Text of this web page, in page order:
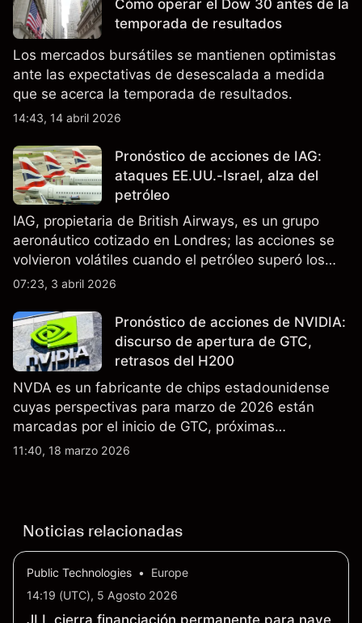
en China.
Cómo operar el Dow 30 antes de la
temporada de resultados
Los mercados bursátiles se mantienen optimistas
ante las expectativas de desescalada a medida
que se acerca la temporada de resultados.
14:43, 14 abril 2026
Pronóstico de acciones de IAG:
ataques EE.UU.-Israel, alza del
petróleo
IAG, propietaria de British Airways, es un grupo
aeronáutico cotizado en Londres; las acciones se
volvieron volátiles cuando el petróleo superó los
$105 y los cierres del espacio aéreo de Oriente
no es un indicador fiable de resultados futuros..
07:23, 3 abril 2026
Pronóstico de acciones de NVIDIA:
discurso de apertura de GTC,
retrasos del H200
NVDA es un fabricante de chips estadounidense
cuyas perspectivas para marzo de 2026 están
marcadas por el inicio de GTC, próximas
actualizaciones de productos y la incertidumbre
11:40, 18 marzo 2026
Noticias relacionadas
Public Technologies •
Europe
14:19 (UTC), 5 Agosto 2026
JLL cierra financiación permanente para nave